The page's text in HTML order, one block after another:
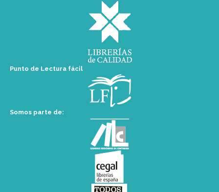
Punto de Lectura fácil
Somos parte de: